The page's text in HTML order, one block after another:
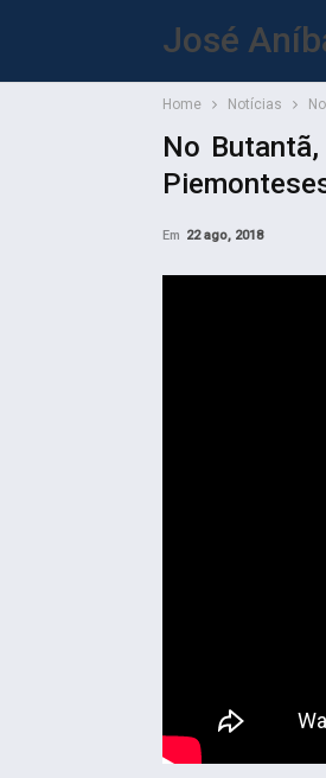
José
Home Notícias
No
Em 22 ago, 2018